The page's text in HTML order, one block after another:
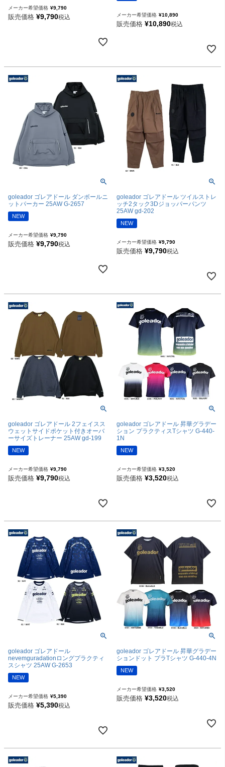
メーカー希望価格 ¥9,790
販売価格 ¥9,790税込 メーカー希望価格 ¥10,890
販売価格 ¥10,890税込
goleador ゴレアドール ダンボールニ
ットパーカー 25AW G-2657
NEW
メーカー希望価格 ¥9,790
販売価格 ¥9,790税込
goleador ゴレアドール ツイルストレ
ッチ2タック3Dジョッパーパンツ
25AW gd-202
NEW
メーカー希望価格 ¥9,790
販売価格 ¥9,790税込
goleador ゴレアドール 2フェイスス
ウェットサイドポケット付きオーバ
ーサイズトレーナー 25AW gd-199
NEW
メーカー希望価格 ¥9,790
販売価格 ¥9,790税込
goleador ゴレアドール 昇華グラデー
ション プラクティスTシャツ G-440-
1N
NEW
メーカー希望価格 ¥3,520
販売価格 ¥3,520税込
goleador ゴレアドール
nevemguradationロングプラクティ
スシャツ 25AW G-2653
NEW
メーカー希望価格 ¥5,390
販売価格 ¥5,390税込
goleador ゴレアドール 昇華グラデー
ションドット プラTシャツ G-440-4N
NEW
メーカー希望価格 ¥3,520
販売価格 ¥3,520税込